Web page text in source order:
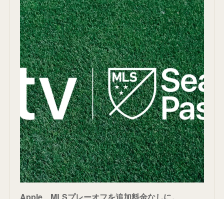
Apple、MLSプレーオフを追加料金なしに。